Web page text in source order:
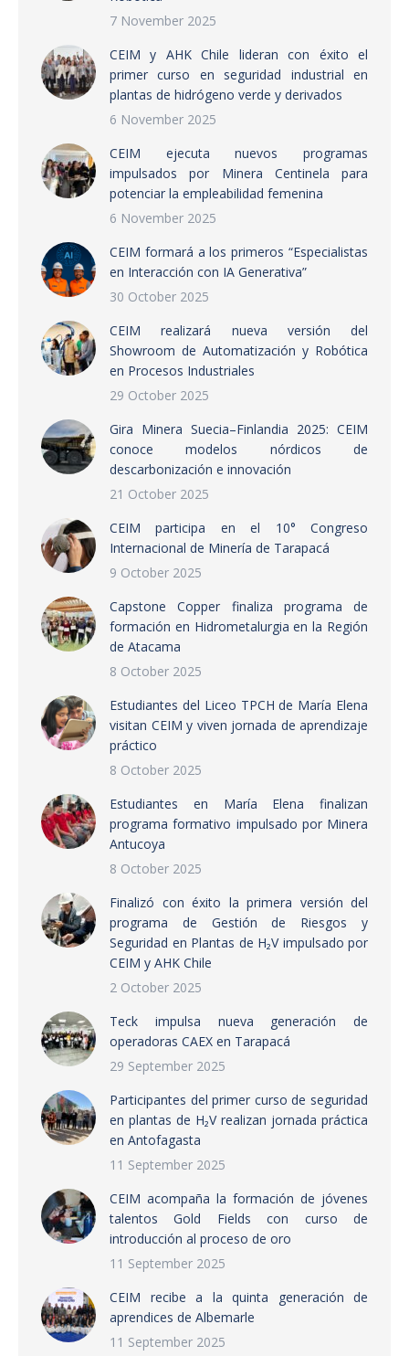
7 November 2025
CEIM y AHK Chile lideran con éxito el
primer curso en seguridad industrial en
plantas de hidrógeno verde y derivados
6 November 2025
CEIM ejecuta nuevos programas
impulsados por Minera Centinela para
potenciar la empleabilidad femenina
6 November 2025
CEIM formará a los primeros “Especialistas
en Interacción con IA Generativa”
30 October 2025
CEIM realizará nueva versión del
Showroom de Automatización y Robótica
en Procesos Industriales
29 October 2025
Gira Minera Suecia–Finlandia 2025: CEIM
conoce modelos nórdicos de
descarbonización e innovación
21 October 2025
CEIM participa en el 10° Congreso
Internacional de Minería de Tarapacá
9 October 2025
Capstone Copper finaliza programa de
formación en Hidrometalurgia en la Región
de Atacama
8 October 2025
Estudiantes del Liceo TPCH de María Elena
visitan CEIM y viven jornada de aprendizaje
práctico
8 October 2025
Estudiantes en María Elena finalizan
programa formativo impulsado por Minera
Antucoya
8 October 2025
Finalizó con éxito la primera versión del
programa de Gestión de Riesgos y
Seguridad en Plantas de H₂V impulsado por
CEIM y AHK Chile
2 October 2025
Teck impulsa nueva generación de
operadoras CAEX en Tarapacá
29 September 2025
Participantes del primer curso de seguridad
en plantas de H₂V realizan jornada práctica
en Antofagasta
11 September 2025
CEIM acompaña la formación de jóvenes
talentos Gold Fields con curso de
introducción al proceso de oro
11 September 2025
CEIM recibe a la quinta generación de
aprendices de Albemarle
11 September 2025